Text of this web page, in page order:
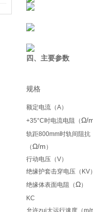
四、主要参数
规格
额定电流（A）
+35°C时电流电阻（Ω/
轨距800mm时轨间阻抗
（Ω/m ）
行动电压（V）
绝缘护套击穿电压（KV
绝缘体表面电阻（Ω）
KC
允许zui大运行速度（m/